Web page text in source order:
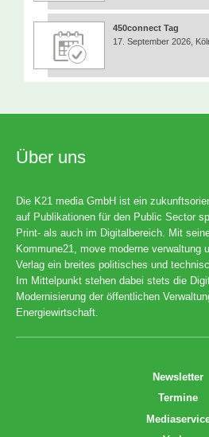
450connect Tag
17. September 2026,
Über uns
Die K21 media GmbH ist ein
auf Publikationen für den Public Sector
Print- als auch im Digitalbereich. Mit
Kommune21, move moderne verwaltung
Verlag ein breites politisches und
Im Mittelpunkt stehen dabei stets die
Modernisierung der öffentlichen
Energiewirtschaft.
Newsletter
Termine